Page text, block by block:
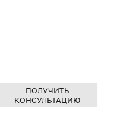
ПОЛУЧИТЬ
КОНСУЛЬТАЦИЮ